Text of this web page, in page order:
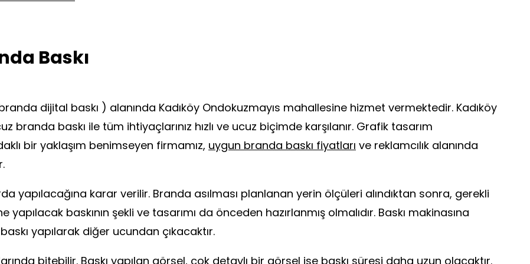
Baskı
dijital baskı ) alanında Kadıköy Ondokuzmayıs mahallesine hizmet vermektedir. Kadıköy
baskı ile tüm ihtiyaçlarınız hızlı ve ucuz biçimde karşılanır. Grafik tasarım
bir yaklaşım benimseyen firmamız, uygun branda baskı fiyatları ve reklamcılık alanında
yapılacağına karar verilir. Branda asılması planlanan yerin ölçüleri alındıktan sonra, gerekli
baskının şekli ve tasarımı da önceden hazırlanmış olmalıdır. Baskı makinasına
yapılarak diğer ucundan çıkacaktır.
bitebilir. Baskı yapılan görsel, çok detaylı bir görsel ise baskı süresi daha uzun olacaktır.